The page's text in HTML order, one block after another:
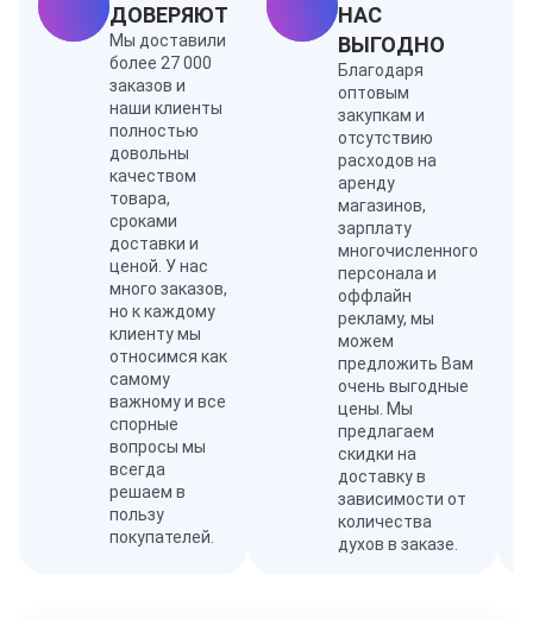
ДОВЕРЯЮТ
Мы доставили
более 27 000
заказов и
наши клиенты
полностью
довольны
качеством
товара,
сроками
доставки и
ценой. У нас
много заказов,
но к каждому
клиенту мы
относимся как
самому
важному и все
спорные
вопросы мы
всегда
решаем в
пользу
покупателей.
НАС
ВЫГОДНО
Благодаря
оптовым
закупкам и
отсутствию
расходов на
аренду
магазинов,
зарплату
многочисленного
персонала и
оффлайн
рекламу, мы
можем
предложить Вам
очень выгодные
цены. Мы
предлагаем
скидки на
доставку в
зависимости от
количества
духов в заказе.